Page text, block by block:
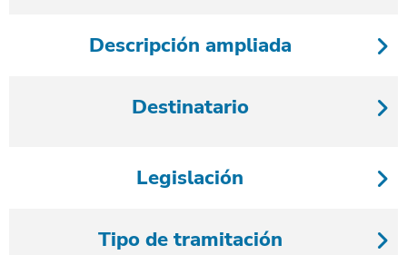
Descripción ampliada
Destinatario
Legislación
Tipo de tramitación